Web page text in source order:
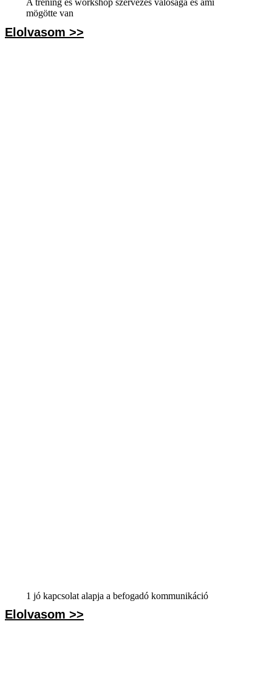
A tréning és workshop szervezés valósága és ami
mögötte van
Elolvasom >>
1 jó kapcsolat alapja a befogadó kommunikáció
Elolvasom >>